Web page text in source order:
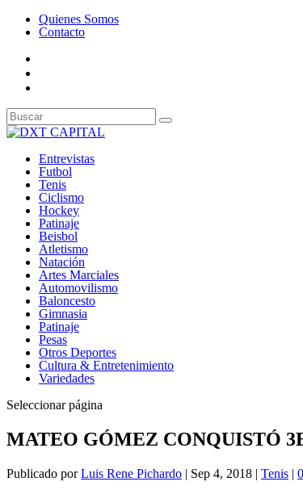
Quienes Somos
Contacto
Entrevistas
Futbol
Tenis
Ciclismo
Hockey
Patinaje
Beisbol
Atletismo
Natación
Artes Marciales
Automovilismo
Baloncesto
Gimnasia
Patinaje
Pesas
Otros Deportes
Cultura & Entretenimiento
Variedades
Seleccionar página
MATEO GÓMEZ CONQUISTÓ
Publicado porLuis Rene Pichardo | Sep 4, 2018 | Tenis | 0